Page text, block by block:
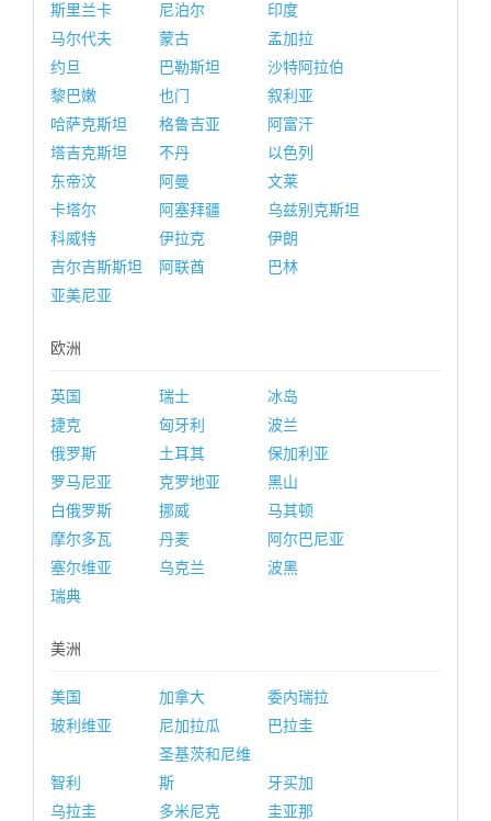
斯里兰卡
尼泊尔
印度
马尔代夫
蒙古
孟加拉
约旦
巴勒斯坦
沙特阿拉伯
黎巴嫩
也门
叙利亚
哈萨克斯坦
格鲁吉亚
阿富汗
塔吉克斯坦
不丹
以色列
东帝汶
阿曼
文莱
卡塔尔
阿塞拜疆
乌兹别克斯坦
科威特
伊拉克
伊朗
吉尔吉斯斯坦
阿联酋
巴林
亚美尼亚
欧洲
英国 瑞士
冰岛
捷克
匈牙利
波兰
俄罗斯
土耳其
保加利亚
罗马尼亚
克罗地亚
黑山
白俄罗斯
挪威
马其顿
摩尔多瓦
丹麦
阿尔巴尼亚
塞尔维亚
乌克兰
波黑
瑞典
美洲
美国 加拿大
委内瑞拉
玻利维亚
尼加拉瓜 巴拉圭
智利
圣基茨和尼维
斯
牙买加
乌拉圭
多米尼克 圭亚那